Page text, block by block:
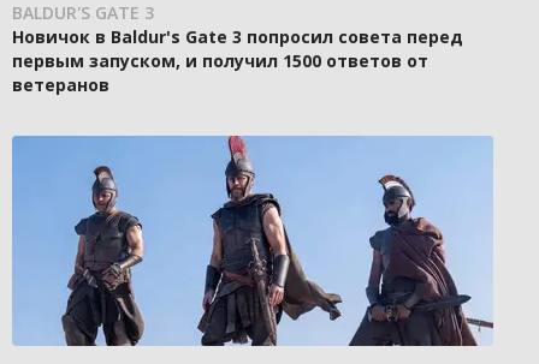
BALDUR'S GATE 3
Новичок в Baldur's Gate 3 попросил совета перед
первым запуском, и получил 1500 ответов от
ветеранов